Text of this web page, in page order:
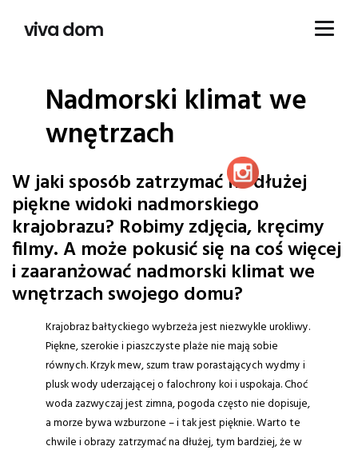
viva dom
Nadmorski klimat we
wnętrzach
W jaki sposób zatrzymać na dłużej
piękne widoki nadmorskiego
krajobrazu? Robimy zdjęcia, kręcimy
filmy. A może pokusić się na coś więcej
i zaaranżować nadmorski klimat we
wnętrzach swojego domu?
Krajobraz bałtyckiego wybrzeża jest niezwykle urokliwy.
Piękne, szerokie i piaszczyste plaże nie mają sobie
równych. Krzyk mew, szum traw porastających wydmy i
plusk wody uderzającej o falochrony koi i uspokaja. Choć
woda zazwyczaj jest zimna, pogoda często nie dopisuje,
a morze bywa wzburzone – i tak jest pięknie. Warto te
chwile i obrazy zatrzymać na dłużej, tym bardziej, że w